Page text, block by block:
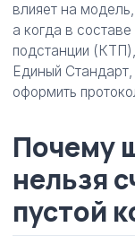
влияет на
а когда в
подстанции
Единый Стандарт,
оформить
Почему
нельзя
пустой